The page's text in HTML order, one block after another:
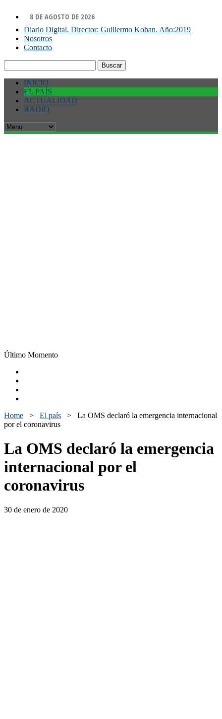
8 DE AGOSTO DE 2026
Diario Digital. Director: Guillermo Kohan. Año:2019
Nosotros
Contacto
INICIO
EL PAÍS
ACTUALIDAD
RADIO
Último Momento
Home > El país > La OMS declaró la emergencia internacional
por el coronavirus
La OMS declaró la emergencia
internacional por el
coronavirus
30 de enero de 2020